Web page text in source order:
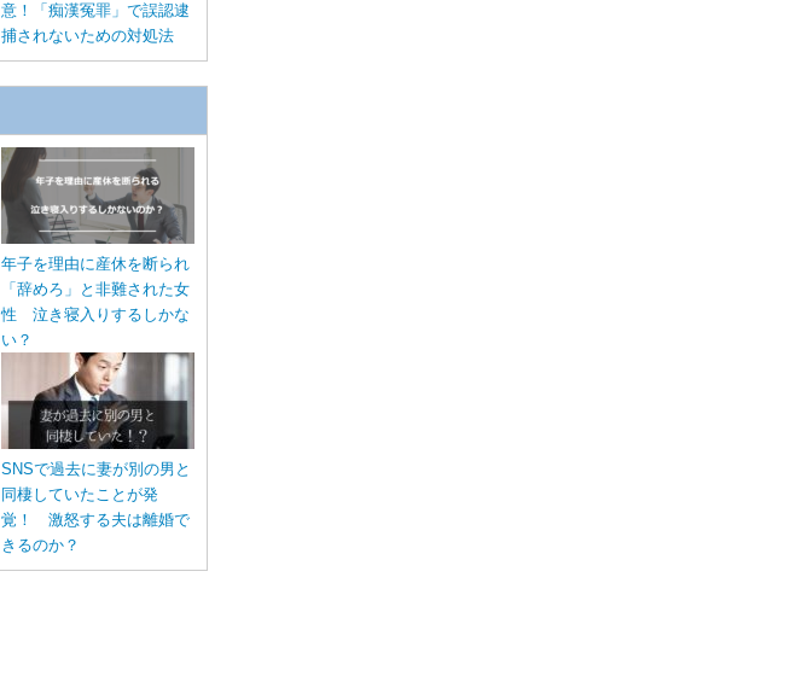
意！「痴漢冤罪」で誤認逮
捕されないための対処法
年子を理由に産休を断られ
「辞めろ」と非難された女
性 泣き寝入りするしかな
い？
SNSで過去に妻が別の男と
同棲していたことが発
覚！ 激怒する夫は離婚で
きるのか？